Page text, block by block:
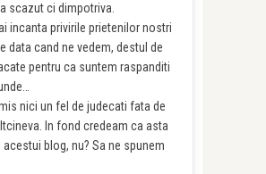
scazut ci dimpotriva.
incanta privirile prietenilor nostri
data cand ne vedem, destul de
pentru ca suntem raspanditi
nici un fel de judecati fata de
In fond credeam ca asta
blog, nu? Sa ne spunem